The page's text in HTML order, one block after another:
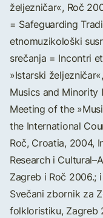
željezničar«, Roč
= Safeguarding
etnomuzikološki
srečanja = Incontri
»Istarski
Musics and Minority
Meeting of the
the International
Roč, Croatia, 2004,
Research i
Zagreb i Roč 2006.;
Svečani zbornik za
folkloristiku, Zagreb